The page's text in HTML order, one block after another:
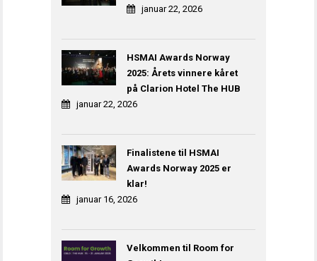
januar 22, 2026
HSMAI Awards Norway
2025: Årets vinnere kåret
på Clarion Hotel The HUB
januar 22, 2026
Finalistene til HSMAI
Awards Norway 2025 er
klar!
januar 16, 2026
Velkommen til Room for